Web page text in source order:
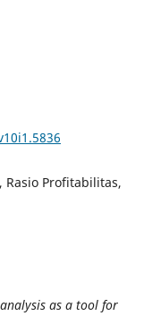
Rasio Profitabilitas,
as a tool for